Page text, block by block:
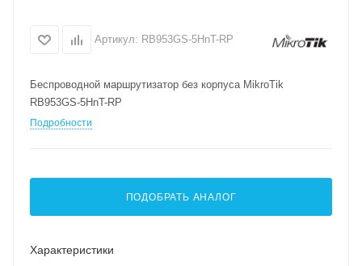
Артикул: RB953GS-5HnT-RP
Беспроводной маршрутизатор без корпуса MikroTik
RB953GS-5HnT-RP
Подробности
ПОДОБРАТЬ АНАЛОГ
Характеристики